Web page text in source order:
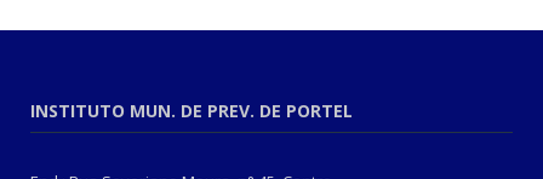
INSTITUTO MUN. DE PREV. DE PORTEL